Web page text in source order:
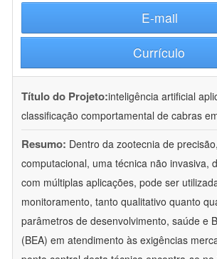
E-mail
Currículo
Título do Projeto:inteligência artificial
classificação comportamental de cabras
Resumo: Dentro da zootecnia de
computacional, uma técnica não invasiva,
com múltiplas aplicações, pode ser
monitoramento, tanto qualitativo quanto
parâmetros de desenvolvimento, saúde e
(BEA) em atendimento às exigências